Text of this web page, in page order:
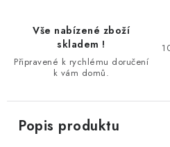
Vše nabízené zboží
skladem !
Připravené k rychlému doručení
k vám domů.
Popis produktu